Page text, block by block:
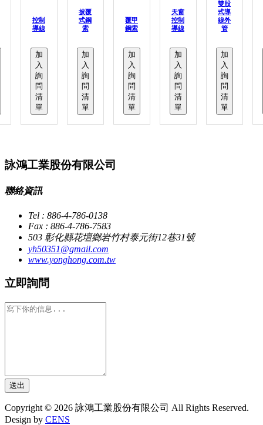
控制
導線
加
入
詢
問
清
單
披覆
式鋼
索
加
入
詢
問
清
單
覆甲
鋼索
加
入
詢
問
清
單
天窗
控制
導線
加
入
詢
問
清
單
雙股
式導
線外
管
加
入
詢
問
清
單
詠鴻工業股份有限公司
聯絡資訊
Tel : 886-4-786-0138
Fax : 886-4-786-7583
503 彰化縣花壇鄉岩竹村泰元街12巷31號
yh50351@gmail.com
www.yonghong.com.tw
立即詢問
送出
Copyright © 2026 詠鴻工業股份有限公司 All Rights Reserved.
Design by CENS